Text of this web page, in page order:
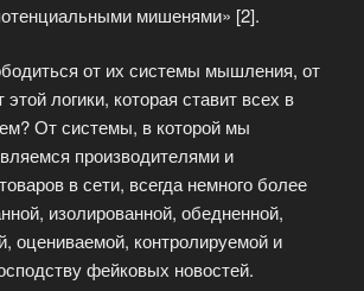
мишенями» [2].
от их системы мышления, от
этой логики, которая ставит всех в
От системы, в которой мы
производителями и
в сети, всегда немного более
изолированной, обедненной,
оцениваемой, контролируемой и
фейковых новостей.